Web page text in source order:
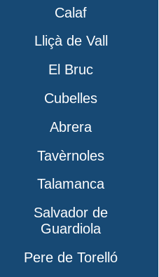
Calaf
Lliçà de Vall
El Bruc
Cubelles
Abrera
Tavèrnoles
Talamanca
Salvador de
Guardiola
Pere de Torelló